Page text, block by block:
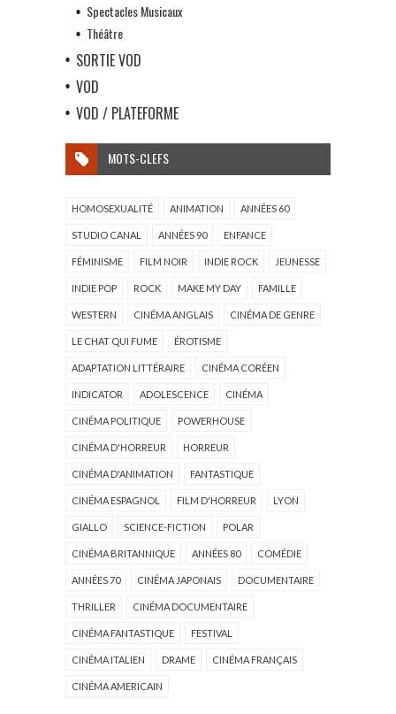
Spectacles Musicaux
Théâtre
SORTIE VOD
VOD
VOD / PLATEFORME
MOTS-CLEFS
HOMOSEXUALITÉ ANIMATION ANNÉES 60
STUDIO CANAL ANNÉES 90 ENFANCE
FÉMINISME FILM NOIR INDIE ROCK JEUNESSE
INDIE POP ROCK MAKE MY DAY FAMILLE
WESTERN CINÉMA ANGLAIS CINÉMA DE GENRE
LE CHAT QUI FUME ÉROTISME
ADAPTATION LITTÉRAIRE CINÉMA CORÉEN
INDICATOR ADOLESCENCE CINÉMA
CINÉMA POLITIQUE POWERHOUSE
CINÉMA D'HORREUR HORREUR
CINÉMA D'ANIMATION FANTASTIQUE
CINÉMA ESPAGNOL FILM D'HORREUR LYON
GIALLO SCIENCE-FICTION POLAR
CINÉMA BRITANNIQUE ANNÉES 80 COMÉDIE
ANNÉES 70 CINÉMA JAPONAIS DOCUMENTAIRE
THRILLER CINÉMA DOCUMENTAIRE
CINÉMA FANTASTIQUE FESTIVAL
CINÉMA ITALIEN DRAME CINÉMA FRANÇAIS
CINÉMA AMERICAIN